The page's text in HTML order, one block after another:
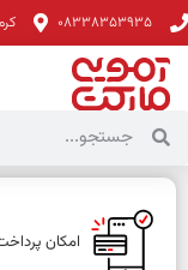
08338353935
امکان